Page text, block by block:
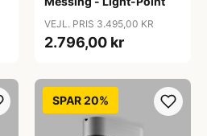
VEJL. PRIS 3.495,00 KR
2.796,00 kr
SPAR 20%